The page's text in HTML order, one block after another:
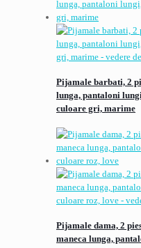
Pijamale barbati, 2
lunga, pantaloni
culoare gri, marime
Pijamale dama, 2
maneca lunga,